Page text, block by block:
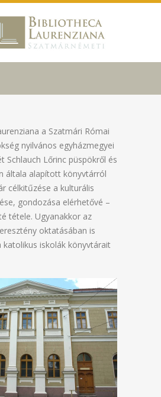
a Szatmári Római
nyilvános egyházmegyei
Schlauch Lőrinc püspökről és
általa alapított könyvtárról
célkitűzése a kulturális
gondozása elérhetővé –
tétele. Ugyanakkor az
oktatásában is
katolikus iskolák könyvtárait